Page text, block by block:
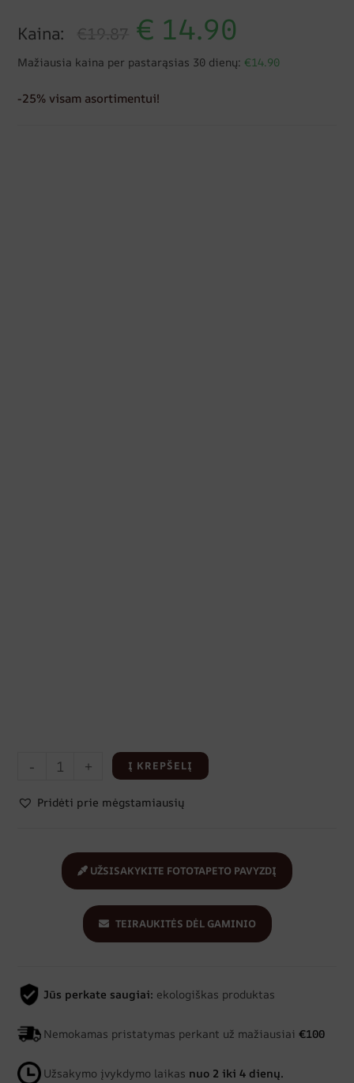
Kaina: €19.87 € 14.90
Mažiausia kaina per pastarąsias 30 dienų: €14.90
-25% visam asortimentui!
- + Į KREPŠELĮ
Pridėti prie mėgstamiausių
UŽSISAKYKITE FOTOTAPETO PAVYZDĮ
TEIRAUKITĖS DĖL GAMINIO
Jūs perkate saugiai: ekologiškas produktas
Nemokamas pristatymas perkant už mažiausiai€100
Užsakymo įvykdymo laikas nuo 2 iki 4 dienų.